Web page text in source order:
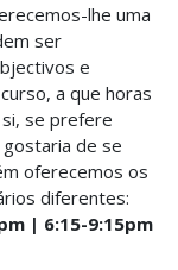
lhe uma
ser
e
a que horas
si, se prefere
de se
oferecemos os
diferentes:
| 6:15-9:15pm